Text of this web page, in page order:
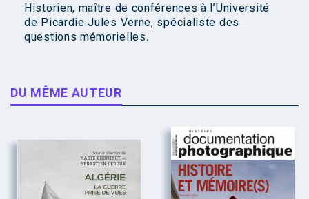
Historien, maître de conférences à l’Université
de Picardie Jules Verne, spécialiste des
questions mémorielles.
DU MÊME AUTEUR